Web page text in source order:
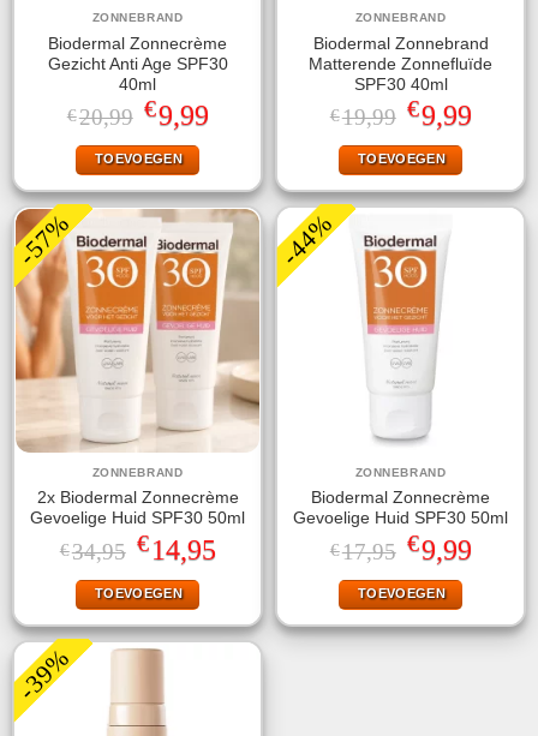
ZONNEBRAND
Biodermal Zonnecrème
Gezicht Anti Age SPF30
40ml
€20,99 Oorspronkelijke
prijs
was:
€20,99.
€9,99Huidige
prijs
TOEVOEGEN
ZONNEBRAND
Biodermal Zonnebrand
Matterende Zonnefluïde
SPF30 40ml
€19,99 Oorspronkelijke
prijs
was:
€19,99.
€9,99Huidige
prijs
TOEVOEGEN
-57%
ZONNEBRAND
2x Biodermal Zonnecrème
Gevoelige Huid SPF30 50ml
€34,95 Oorspronkelijke
prijs
was:
€34,95.
€14,95Huidige
prijs
TOEVOEGEN
-44%
ZONNEBRAND
Biodermal Zonnecrème
Gevoelige Huid SPF30 50ml
€17,95 Oorspronkelijke
prijs
was:
€17,95.
€9,99Huidige
prijs
TOEVOEGEN
-39%